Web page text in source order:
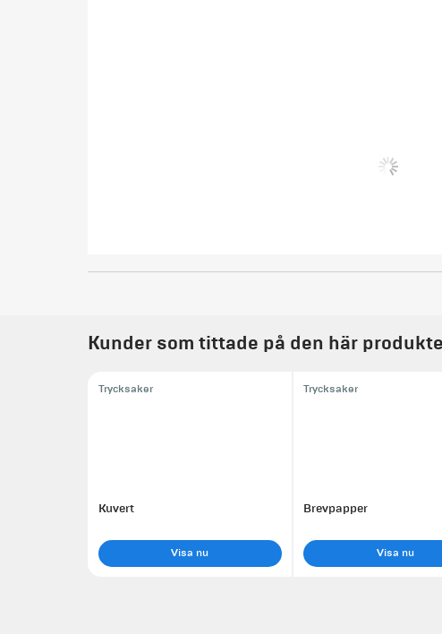
Kunder som tittade på den här
Trycksaker
Kuvert
Visa nu
Trycksaker
Brevpapper
Visa nu